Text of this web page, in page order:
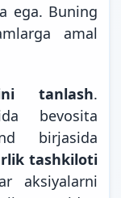
ega. Buning
amal
tanlash.
bevosita
birjasida
tashkiloti
aksiyalarni